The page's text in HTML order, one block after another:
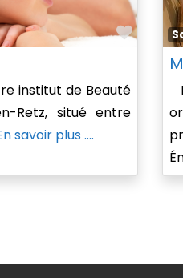
institut de Beauté
Retz, situé entre
savoir plus ....